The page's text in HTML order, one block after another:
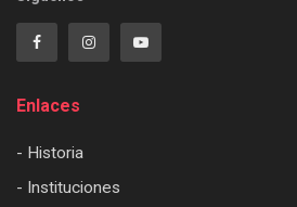
Enlaces
- Historia
- Instituciones